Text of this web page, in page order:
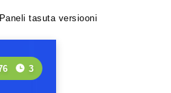
tasuta versiooni
3